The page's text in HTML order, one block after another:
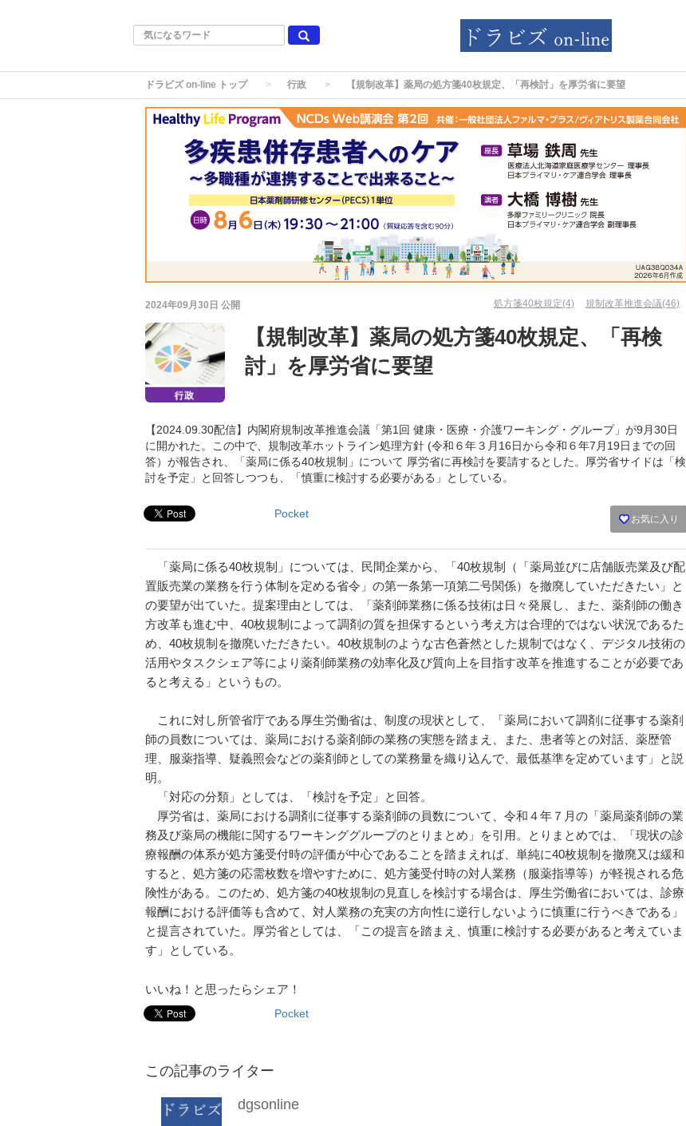
ドラビズ on-line トップ 行政 【規制改革】薬局の処方箋40枚規定、「再検討」を厚労省に要望
2024年09月30日 公開 処方箋40枚規定(4) 規制改革推進会議(46)
【規制改革】薬局の処方箋40枚規定、「再検
討」を厚労省に要望
【2024.09.30配信】内閣府規制改革推進会議「第1回 健康・医療・介護ワーキング・グループ」が9月30日
に開かれた。この中で、規制改革ホットライン処理方針 (令和６年３月16日から令和６年7月19日までの回
答）が報告され、「薬局に係る40枚規制」について 厚労省に再検討を要請するとした。厚労省サイドは「検
討を予定」と回答しつつも、「慎重に検討する必要がある」としている。
お気に入り
Pocket
「薬局に係る40枚規制」については、民間企業から、「40枚規制（「薬局並びに店舗販売業及び配
置販売業の業務を行う体制を定める省令」の第一条第一項第二号関係）を撤廃していただきたい」と
の要望が出ていた。提案理由としては、「薬剤師業務に係る技術は日々発展し、また、薬剤師の働き
方改革も進む中、40枚規制によって調剤の質を担保するという考え方は合理的ではない状況であるた
め、40枚規制を撤廃いただきたい。40枚規制のような古色蒼然とした規制ではなく、デジタル技術の
活用やタスクシェア等により薬剤師業務の効率化及び質向上を目指す改革を推進することが必要であ
ると考える」というもの。
これに対し所管省庁である厚生労働省は、制度の現状として、「薬局において調剤に従事する薬剤
師の員数については、薬局における薬剤師の業務の実態を踏まえ、また、患者等との対話、薬歴管
理、服薬指導、疑義照会などの薬剤師としての業務量を織り込んで、最低基準を定めています」と説
明。
「対応の分類」としては、「検討を予定」と回答。
厚労省は、薬局における調剤に従事する薬剤師の員数について、令和４年７月の「薬局薬剤師の業
務及び薬局の機能に関するワーキンググループのとりまとめ」を引用。とりまとめでは、「現状の診
療報酬の体系が処方箋受付時の評価が中心であることを踏まえれば、単純に40枚規制を撤廃又は緩和
すると、処方箋の応需枚数を増やすために、処方箋受付時の対人業務（服薬指導等）が軽視される危
険性がある。このため、処方箋の40枚規制の見直しを検討する場合は、厚生労働省においては、診療
報酬における評価等も含めて、対人業務の充実の方向性に逆行しないように慎重に行うべきである」
と提言されていた。厚労省としては、「この提言を踏まえ、慎重に検討する必要があると考えていま
す」としている。
いいね！と思ったらシェア！
Pocket
この記事のライター
dgsonline